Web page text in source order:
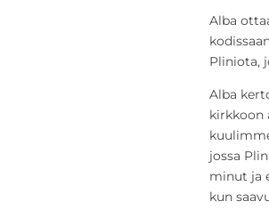
Alba
Pliniota,
Alba
kirkkoon
jossa
minut ja
kun